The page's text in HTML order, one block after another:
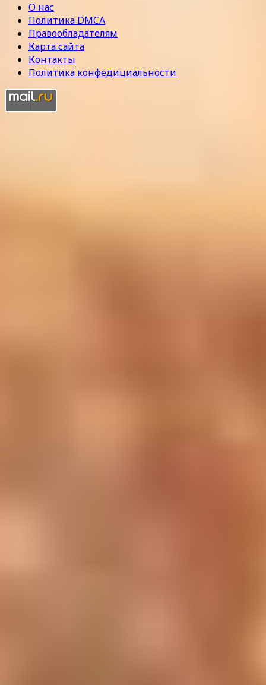
О нас
Политика DMCA
Правообладателям
Карта сайта
Контакты
Политика конфедициальности